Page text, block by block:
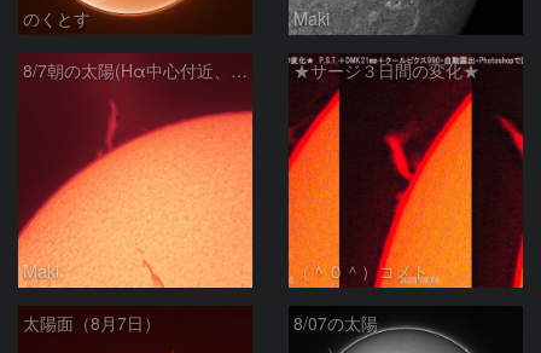
のくとす Maki
8/7朝の太陽(Hα中心付近、プロミネンス)
Maki
★サージ３日間の変化★
（＾０＾）コメト
太陽面（8月7日） 8/07の太陽